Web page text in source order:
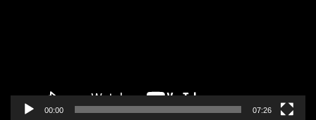
00:00 07:26